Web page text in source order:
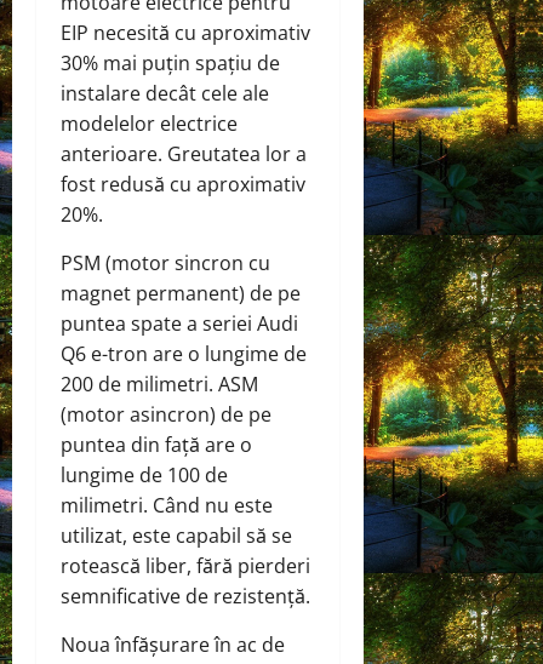
EIP necesită cu aproximativ
30% mai puțin spațiu de
instalare decât cele ale
modelelor electrice
anterioare. Greutatea lor a
fost redusă cu aproximativ
20%.
PSM (motor sincron cu
magnet permanent) de pe
puntea spate a seriei Audi
Q6 e-tron are o lungime de
200 de milimetri. ASM
(motor asincron) de pe
puntea din față are o
lungime de 100 de
milimetri. Când nu este
utilizat, este capabil să se
rotească liber, fără pierderi
semnificative de rezistență.
Noua înfășurare în ac de